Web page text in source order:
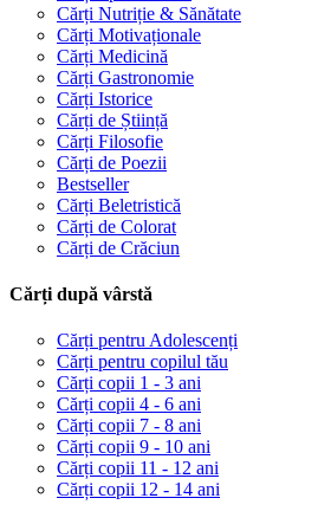
Cărți Nutriție & Sănătate
Cărți Motivaționale
Cărți Medicină
Cărți Gastronomie
Cărți Istorice
Cărți de Știință
Cărți Filosofie
Cărți de Poezii
Bestseller
Cărți Beletristică
Cărți de Colorat
Cărți de Crăciun
Cărți după vârstă
Cărți pentru Adolescenți
Cărți pentru copilul tău
Cărți copii 1 - 3 ani
Cărți copii 4 - 6 ani
Cărți copii 7 - 8 ani
Cărți copii 9 - 10 ani
Cărți copii 11 - 12 ani
Cărți copii 12 - 14 ani